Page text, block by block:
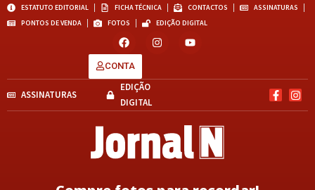
ESTATUTO EDITORIAL FICHA TÉCNICA CONTACTOS
ASSINATURAS
PONTOS DE VENDA
FOTOS EDIÇÃO DIGITAL
CONTA
ASSINATURAS
EDIÇÃO
DIGITAL